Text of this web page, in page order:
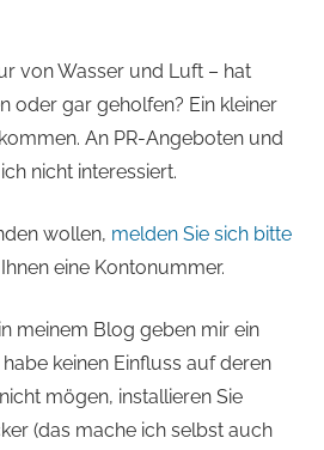
von Wasser und Luft – hat
oder gar geholfen? Ein kleiner
An PR-Angeboten und
nicht interessiert.
wollen, melden Sie sich bitte
eine Kontonummer.
meinem Blog geben mir ein
keinen Einfluss auf deren
mögen, installieren Sie
(das mache ich selbst auch